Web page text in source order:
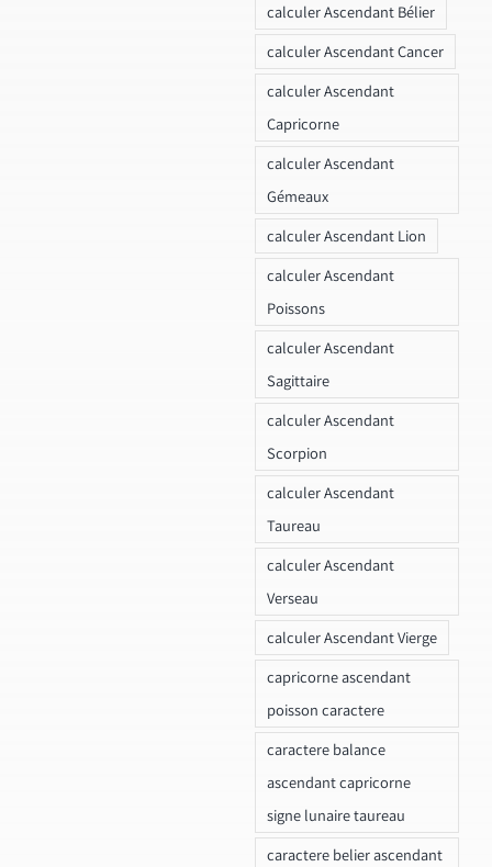
calculer Ascendant Bélier
calculer Ascendant Cancer
calculer Ascendant
Capricorne
calculer Ascendant
Gémeaux
calculer Ascendant Lion
calculer Ascendant
Poissons
calculer Ascendant
Sagittaire
calculer Ascendant
Scorpion
calculer Ascendant
Taureau
calculer Ascendant
Verseau
calculer Ascendant Vierge
capricorne ascendant
poisson caractere
caractere balance
ascendant capricorne
signe lunaire taureau
caractere belier ascendant